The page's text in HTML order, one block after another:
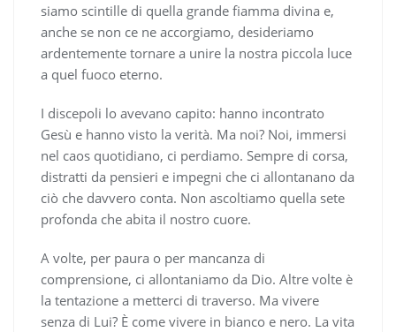
siamo scintille di quella grande fiamma divina e,
anche se non ce ne accorgiamo, desideriamo
ardentemente tornare a unire la nostra piccola luce
a quel fuoco eterno.
I discepoli lo avevano capito: hanno incontrato
Gesù e hanno visto la verità. Ma noi? Noi, immersi
nel caos quotidiano, ci perdiamo. Sempre di corsa,
distratti da pensieri e impegni che ci allontanano da
ciò che davvero conta. Non ascoltiamo quella sete
profonda che abita il nostro cuore.
A volte, per paura o per mancanza di
comprensione, ci allontaniamo da Dio. Altre volte è
la tentazione a metterci di traverso. Ma vivere
senza di Lui? È come vivere in bianco e nero. La vita